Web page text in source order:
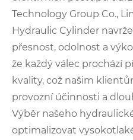
Technology Group Co.,
Hydraulic Cylinder
přesnost, odolnost a
že každý válec prochází
kvality, což našim
provozní účinnosti a
Výběr našeho
optimalizovat